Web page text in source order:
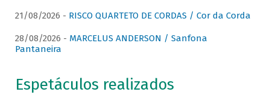
21/08/2026 - RISCO QUARTETO DE CORDAS / Cor da Corda
28/08/2026 - MARCELUS ANDERSON / Sanfona
Pantaneira
Espetáculos realizados